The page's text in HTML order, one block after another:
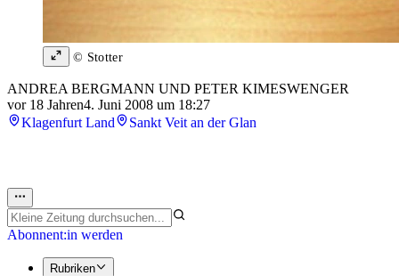
© Stotter
ANDREA BERGMANN UND PETER KIMESWENGER
vor 18 Jahren4. Juni 2008 um 18:27
Klagenfurt Land
Sankt Veit an der Glan
Abonnent:in werden
Rubriken